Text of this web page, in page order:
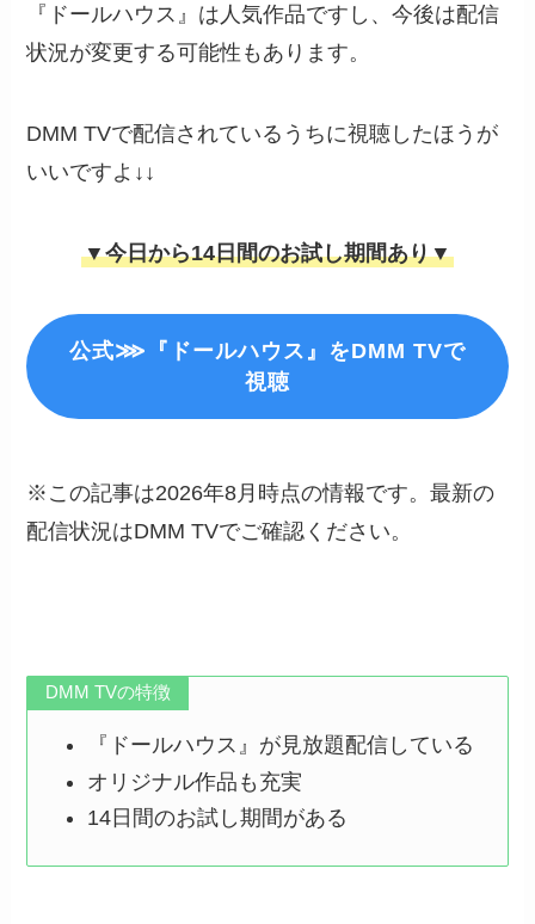
『ドールハウス』は人気作品ですし、今後は配信
状況が変更する可能性もあります。
DMM TVで配信されているうちに視聴したほうが
いいですよ↓↓
▼今日から14日間のお試し期間あり▼
公式⋙『ドールハウス』をDMM TVで
視聴
※この記事は2026年8月時点の情報です。最新の
配信状況はDMM TVでご確認ください。
DMM TVの特徴
『ドールハウス』が見放題配信している
オリジナル作品も充実
14日間のお試し期間がある